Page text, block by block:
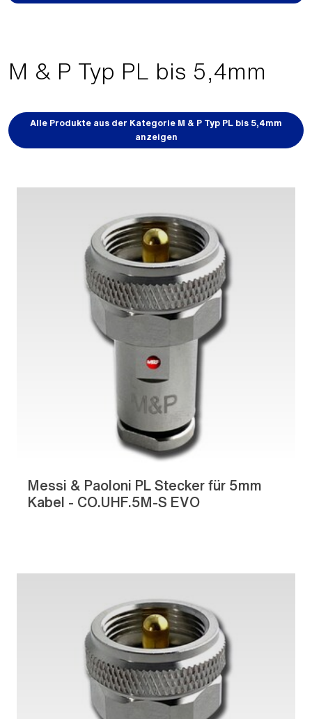
M & P Typ PL bis 5,4mm
Alle Produkte aus der Kategorie M & P Typ PL bis 5,4mm
anzeigen
Messi & Paoloni PL Stecker für 5mm
Kabel - CO.UHF.5M-S EVO